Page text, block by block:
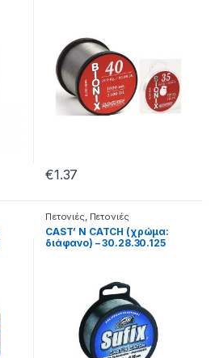
€1.37
Πετονιές, Πετονιές
Monofilament
CAST’ N CATCH (χρώμα:
διάφανο) – 30.28.30.125